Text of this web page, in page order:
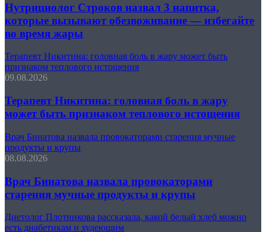
Нутрициолог Строков назвал 3 напитка,
которые вызывают обезвоживание — избегайте
во время жары
Терапевт Никитина: головная боль в жару может быть
признаком теплового истощения
09.08.2026
Терапевт Никитина: головная боль в жару
может быть признаком теплового истощения
Врач Бинатова назвала провокаторами старения мучные
продукты и крупы
08.08.2026
Врач Бинатова назвала провокаторами
старения мучные продукты и крупы
Диетолог Плотникова рассказала, какой белый хлеб можно
есть диабетикам и худеющим